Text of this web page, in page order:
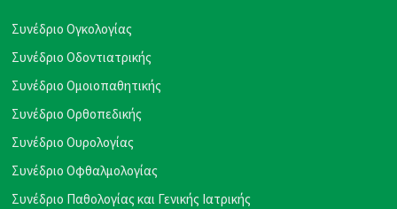
Συνέδριο Ογκολογίας
Συνέδριο Οδοντιατρικής
Συνέδριο Ομοιοπαθητικής
Συνέδριο Ορθοπεδικής
Συνέδριο Ουρολογίας
Συνέδριο Οφθαλμολογίας
Συνέδριο Παθολογίας και Γενικής Ιατρικής